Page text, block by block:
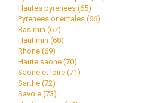
Hautes pyrenees (65)
Pyrenees orientales (66)
Bas rhin (67)
Haut rhin (68)
Rhone (69)
Haute saone (70)
Saone et loire (71)
Sarthe (72)
Savoie (73)